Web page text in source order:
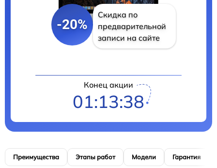
-20%
Скидка по
предварительной
записи на сайте
Конец акции
01:13:37
Преимущества Этапы работ Модели Гарантия